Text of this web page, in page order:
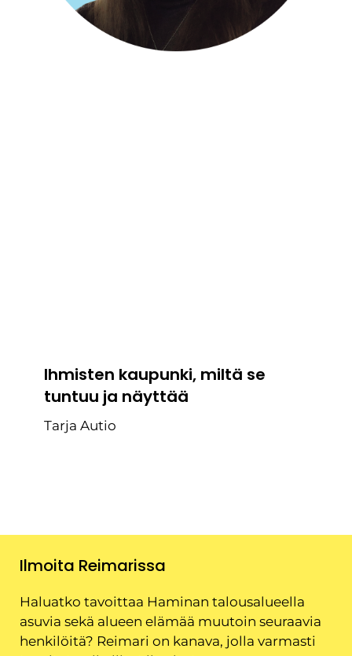
Ihmisten kaupunki, miltä se
tuntuu ja näyttää
Tarja Autio
Ilmoita Reimarissa
Haluatko tavoittaa Haminan talousalueella
asuvia sekä alueen elämää muutoin seuraavia
henkilöitä? Reimari on kanava, jolla varmasti